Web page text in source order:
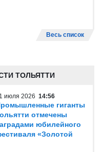
Весь список
ТОЛЬЯТТИ
июля 2026 14:56
гиганты
отмечены
юбилейного
«Золотой